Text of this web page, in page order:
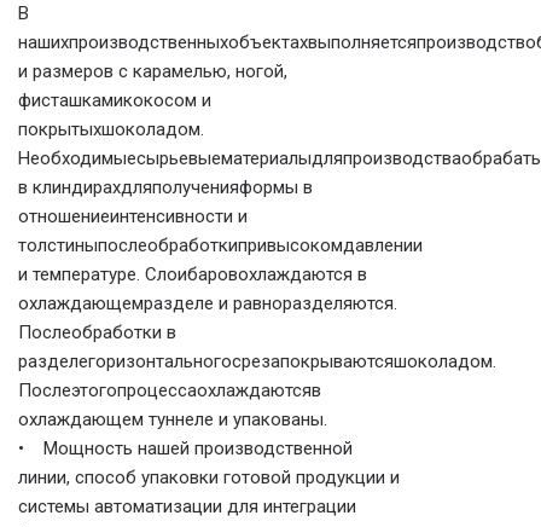
В
и размеров с карамелью, ногой,
фисташкамикокосом и
покрытыхшоколадом.
в клиндирахдляполученияформы в
отношениеинтенсивности и
толстиныпослеобработкипривысокомдавлении
и температуре. Слоибаровохлаждаются в
охлаждающемразделе и равноразделяются.
Послеобработки в
разделегоризонтальногосрезапокрываютсяшоколадом.
Послеэтогопроцессаохлаждаютсяв
охлаждающем туннеле и упакованы.
• Мощность нашей производственной
линии, способ упаковки готовой продукции и
системы автоматизации для интеграции